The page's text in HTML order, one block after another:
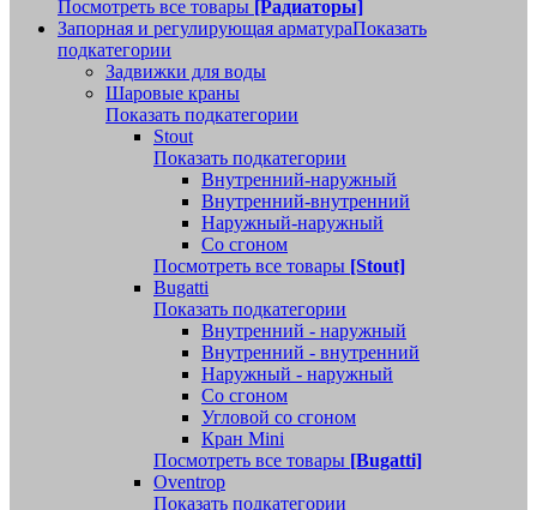
Посмотреть все товары [Радиаторы]
Запорная и регулирующая арматураПоказать
подкатегории
Задвижки для воды
Шаровые краны
Показать подкатегории
Stout
Показать подкатегории
Внутренний-наружный
Внутренний-внутренний
Наружный-наружный
Со сгоном
Посмотреть все товары [Stout]
Bugatti
Показать подкатегории
Внутренний - наружный
Внутренний - внутренний
Наружный - наружный
Со сгоном
Угловой со сгоном
Кран Mini
Посмотреть все товары [Bugatti]
Oventrop
Показать подкатегории